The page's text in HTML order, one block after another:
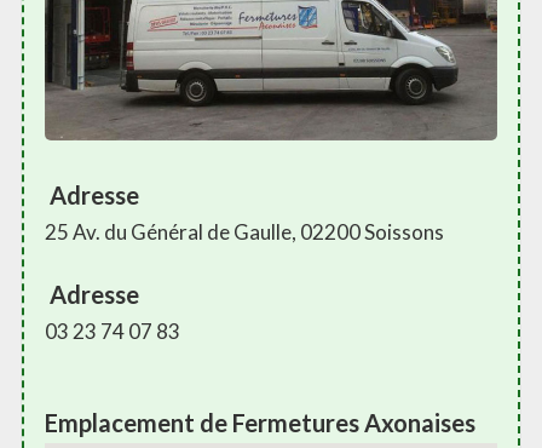
Adresse
25 Av. du Général de Gaulle, 02200 Soissons
Adresse
03 23 74 07 83
Emplacement de Fermetures Axonaises